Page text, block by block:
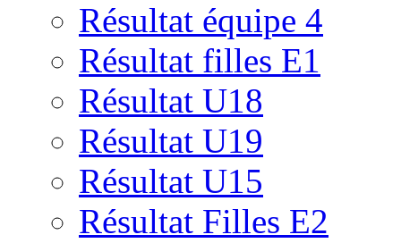
Résultat équipe 4
Résultat filles E1
Résultat U18
Résultat U19
Résultat U15
Résultat Filles E2